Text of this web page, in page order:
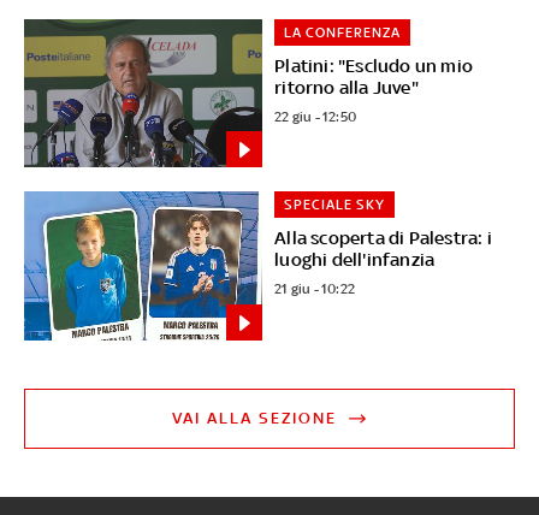
Platini: "Escludo un mio
ritorno alla Juve"
LA CONFERENZA
22 giu - 12:50
Alla scoperta di Palestra: i
luoghi dell'infanzia
SPECIALE SKY
21 giu - 10:22
VAI ALLA SEZIONE